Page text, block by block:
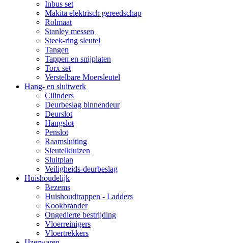
Inbus set
Makita elektrisch gereedschap
Rolmaat
Stanley messen
Steek-ring sleutel
Tangen
Tappen en snijplaten
Torx set
Verstelbare Moersleutel
Hang- en sluitwerk
Cilinders
Deurbeslag binnendeur
Deurslot
Hangslot
Penslot
Raamsluiting
Sleutelkluizen
Sluitplan
Veiligheids-deurbeslag
Huishoudelijk
Bezems
Huishoudtrappen - Ladders
Kookbrander
Ongedierte bestrijding
Vloerreinigers
Vloertrekkers